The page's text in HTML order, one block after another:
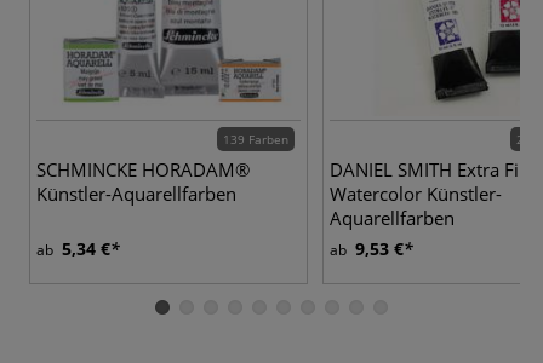
139 Farben
SCHMINCKE HORADAM®
Künstler-Aquarellfarben
ab 5,34 €
272
DANIEL SMITH Extra Fine
Watercolor Künstler-
Aquarellfarben
ab 9,53 €